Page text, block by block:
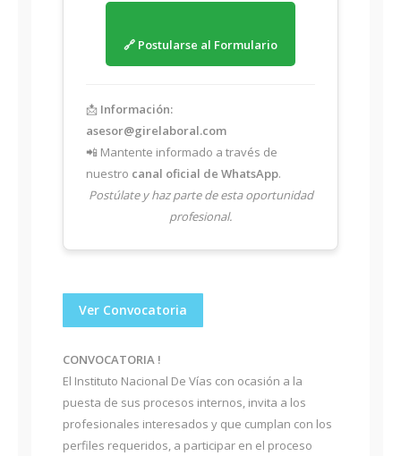
🔗 Postularse al Formulario
📩 Información:
asesor@girelaboral.com
📲 Mantente informado a través de
nuestro canal oficial de WhatsApp.
Postúlate y haz parte de esta oportunidad
profesional.
Ver Convocatoria
CONVOCATORIA !
El Instituto Nacional De Vías con ocasión a la
puesta de sus procesos internos, invita a los
profesionales interesados y que cumplan con los
perfiles requeridos, a participar en el proceso